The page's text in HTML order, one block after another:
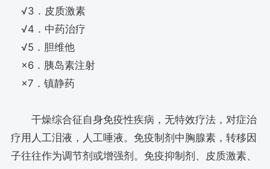
√3．皮质激素
√4．中药治疗
√5．胆维他
×6．胰岛素注射
×7．镇静药
干燥综合征自身免疫性疾病，无特效疗法，对症治
疗用人工泪液，人工唾液。免疫制剂中胸腺素，转移因
子往往作为调节剂或增强剂。免疫抑制剂、皮质激素、